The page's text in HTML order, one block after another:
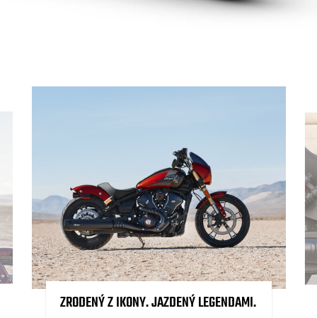
ZRODENÝ Z IKONY. JAZDENÝ LEGENDAMI.